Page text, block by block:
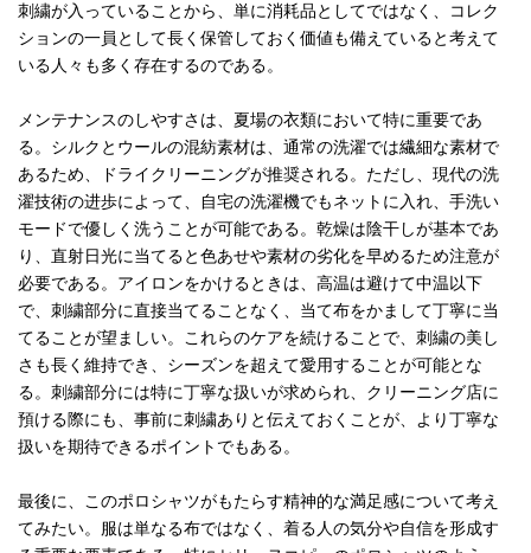
刺繍が入っていることから、単に消耗品としてではなく、コレク
ションの一員として長く保管しておく価値も備えていると考えて
いる人々も多く存在するのである。
メンテナンスのしやすさは、夏場の衣類において特に重要であ
る。シルクとウールの混紡素材は、通常の洗濯では繊細な素材で
あるため、ドライクリーニングが推奨される。ただし、現代の洗
濯技術の进歩によって、自宅の洗濯機でもネットに入れ、手洗い
モードで優しく洗うことが可能である。乾燥は陰干しが基本であ
り、直射日光に当てると色あせや素材の劣化を早めるため注意が
必要である。アイロンをかけるときは、高温は避けて中温以下
で、刺繍部分に直接当てることなく、当て布をかまして丁寧に当
てることが望ましい。これらのケアを続けることで、刺繍の美し
さも長く維持でき、シーズンを超えて愛用することが可能とな
る。刺繍部分には特に丁寧な扱いが求められ、クリーニング店に
預ける際にも、事前に刺繍ありと伝えておくことが、より丁寧な
扱いを期待できるポイントでもある。
最後に、このポロシャツがもたらす精神的な満足感について考え
てみたい。服は単なる布ではなく、着る人の気分や自信を形成す